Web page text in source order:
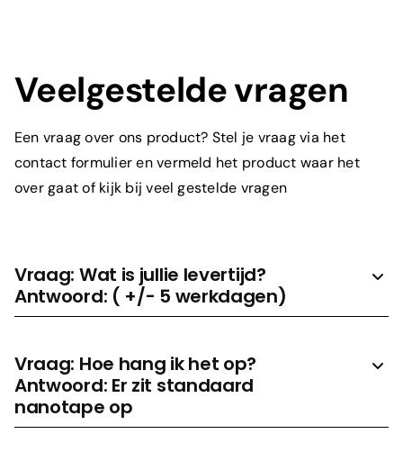
Veelgestelde vragen
Een vraag over ons product? Stel je vraag via het
contact formulier en vermeld het product waar het
over gaat of kijk bij veel gestelde vragen
Vraag: Wat is jullie levertijd?
Antwoord: ( +/- 5 werkdagen)
Vraag: Hoe hang ik het op?
Antwoord: Er zit standaard
nanotape op
Om welk product gaat het? *